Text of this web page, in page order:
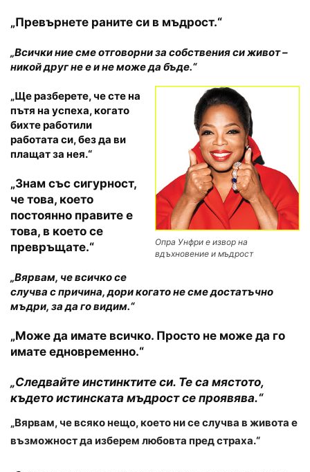
„Превърнете раните си в мъдрост.“
„Всички ние сме отговорни за собствения си живот –
никой друг не е и не може да бъде.“
Опра Унфри е извор на
вдъхновение и мъдрост
„Ще разберете, че сте на
пътя на успеха, когато
бихте работили
работата си, без да ви
плащат за нея.“
„Знам със сигурност,
че това, което
постоянно правите е
това, в което се
превръщате.“
„Вярвам, че всичко се
случва с причина, дори когато не сме достатъчно
мъдри, за да го видим.“
„Може да имате всичко. Просто не може да го
имате едновременно.“
„Следвайте инстинктите си. Те са мястото,
където истинската мъдрост се проявява.“
„Вярвам, че всяко нещо, което ни се случва в живота е
възможност да изберем любовта пред страха.“